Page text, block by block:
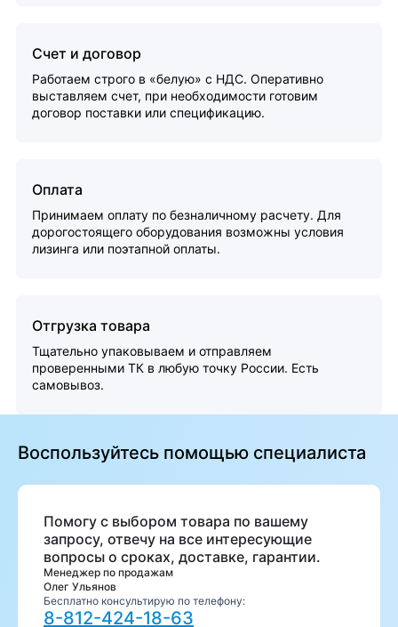
Счет и договор
Работаем строго в «белую» с НДС. Оперативно
выставляем счет, при необходимости готовим
договор поставки или спецификацию.
Оплата
Принимаем оплату по безналичному расчету. Для
дорогостоящего оборудования возможны условия
лизинга или поэтапной оплаты.
Отгрузка товара
Тщательно упаковываем и отправляем
проверенными ТК в любую точку России. Есть
самовывоз.
Воспользуйтесь помощью специалиста
Помогу с выбором товара по вашему
запросу, отвечу на все интересующие
вопросы о сроках, доставке, гарантии.
Менеджер по продажам
Олег Ульянов
Бесплатно консультирую по телефону:
8-812-424-18-63